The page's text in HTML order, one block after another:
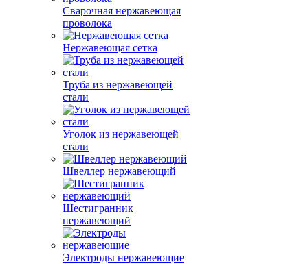
Сварочная нержавеющая
проволока
Нержавеющая сетка
Труба из нержавеющей
стали
Уголок из нержавеющей
стали
Швеллер нержавеющий
Шестигранник
нержавеющий
Электроды нержавеющие